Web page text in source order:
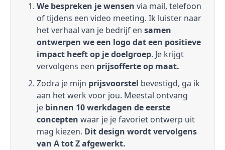
We bespreken je wensen via mail, telefoon
of tijdens een video meeting. Ik luister naar
het verhaal van je bedrijf en samen
ontwerpen we een logo dat een positieve
impact heeft op je doelgroep. Je krijgt
vervolgens een prijsofferte op maat.
Zodra je mijn prijsvoorstel bevestigd, ga ik
aan het werk voor jou. Meestal ontvang
je binnen 10 werkdagen de eerste
concepten waar je je favoriet ontwerp uit
mag kiezen. Dit design wordt vervolgens
van A tot Z afgewerkt.